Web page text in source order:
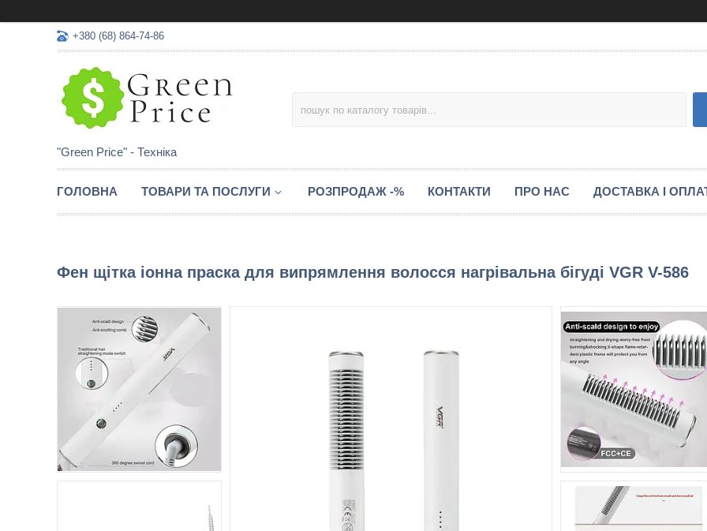
+380 (68) 864-74-86
"Green Price" - Техніка
ГОЛОВНА ТОВАРИ ТА ПОСЛУГИ РОЗПРОДАЖ -% КОНТАКТИ ПРО НАС ДОСТАВКА І
Фен щітка іонна праска для випрямлення волосся нагрівальна бігуді VGR V-586